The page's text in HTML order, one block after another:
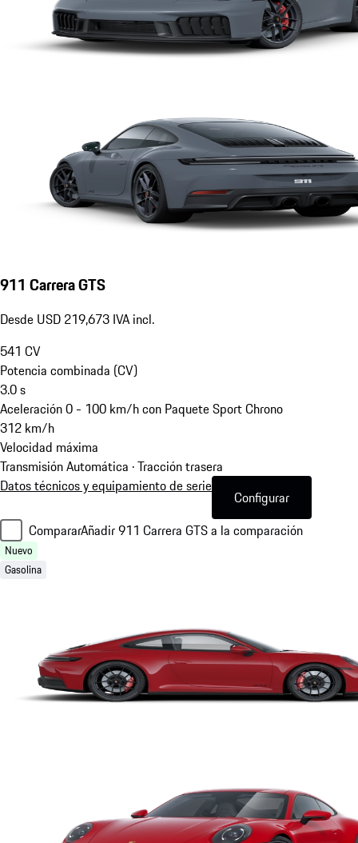
911 Carrera GTS
Desde USD 219,673 IVA incl.
541 CV
Potencia combinada (CV)
3.0s
Aceleración 0 - 100 km/h con Paquete Sport Chrono
312 km/h
Velocidad máxima
Transmisión Automática · Tracción trasera
Datos técnicos y equipamiento de serie
Configurar
CompararAñadir 911 Carrera GTS a la comparación
Nuevo
Gasolina